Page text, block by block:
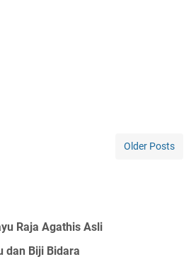
Older Posts
Raja Agathis Asli
dan Biji Bidara